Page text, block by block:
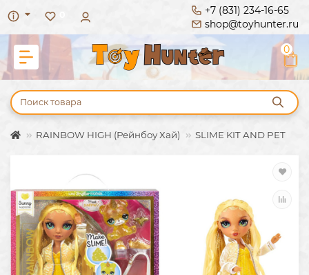
+7 (831) 234-16-65
shop@toyhunter.ru
0
RAINBOW HIGH (Рейнбоу Хай) SLIME KIT AND PET